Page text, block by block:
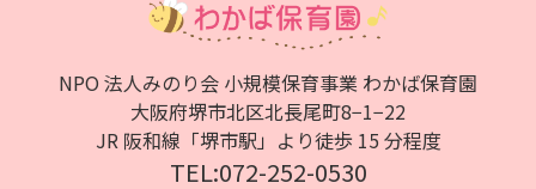
NPO 法人みのり会 小規模保育事業 わかば保育園
大阪府堺市北区北⻑尾町8−1−22
JR 阪和線「堺市駅」より徒歩 15 分程度
TEL:072-252-0530